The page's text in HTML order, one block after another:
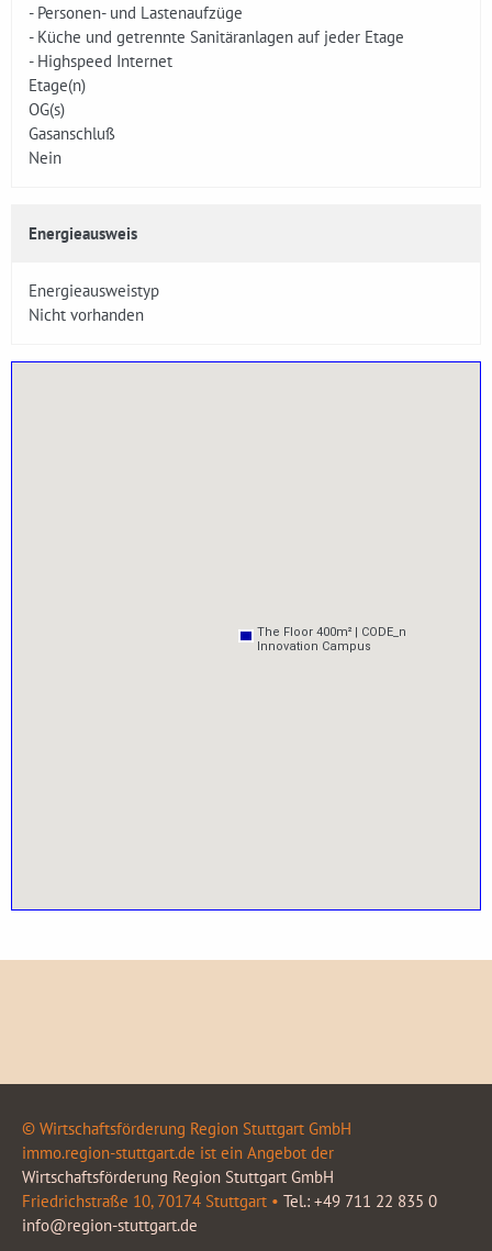
- Personen- und Lastenaufzüge
- Küche und getrennte Sanitäranlagen auf jeder Etage
- Highspeed Internet
Etage(n)
OG(s)
Gasanschluß
Nein
Energieausweis
Energieausweistyp
Nicht vorhanden
The Floor 400m² | CODE_n
Innovation Campus
The Floor 400m² | CODE_n
Innovation Campus
© Wirtschaftsförderung Region Stuttgart GmbH
immo.region-stuttgart.de ist ein Angebot der
Wirtschaftsförderung Region Stuttgart GmbH
Friedrichstraße 10, 70174 Stuttgart • Tel.: +49 711 22 835 0
info@region-stuttgart.de